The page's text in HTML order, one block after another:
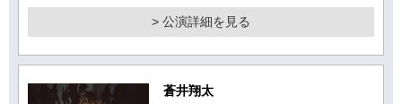
> 公演詳細を見る
蒼井翔太